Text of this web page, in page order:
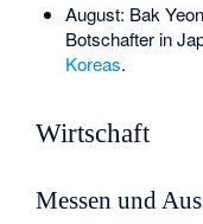
August: Bak
Botschafter in
Koreas.
Wirtschaft
Messen und